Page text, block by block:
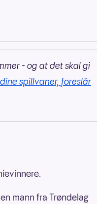
- og at det skal gi
spillvaner, foreslår
mann fra Trøndelag